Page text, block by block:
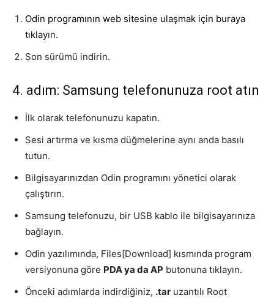
Odin programının web sitesine ulaşmak için buraya
tıklayın.
Son sürümü indirin.
4. adım: Samsung telefonunuza root atın
İlk olarak telefonunuzu kapatın.
Sesi artırma ve kısma düğmelerine aynı anda basılı
tutun.
Bilgisayarınızdan Odin programını yönetici olarak
çalıştırın.
Samsung telefonuzu, bir USB kablo ile bilgisayarınıza
bağlayın.
Odin yazılımında, Files[Download] kısmında program
versiyonuna göre PDA ya da AP butonuna tıklayın.
Önceki adımlarda indirdiğiniz, .tar uzantılı Root